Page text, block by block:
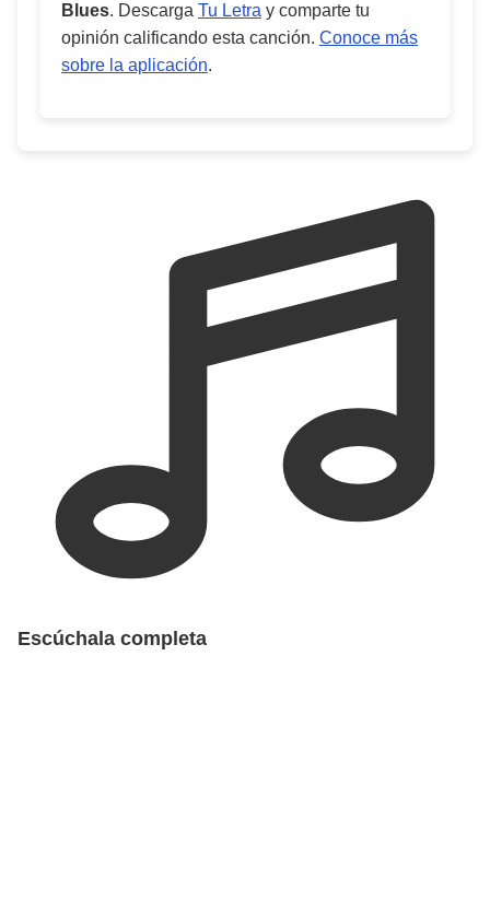
Blues. Descarga Tu Letra y comparte tu
opinión calificando esta canción. Conoce más
sobre la aplicación.
Escúchala completa